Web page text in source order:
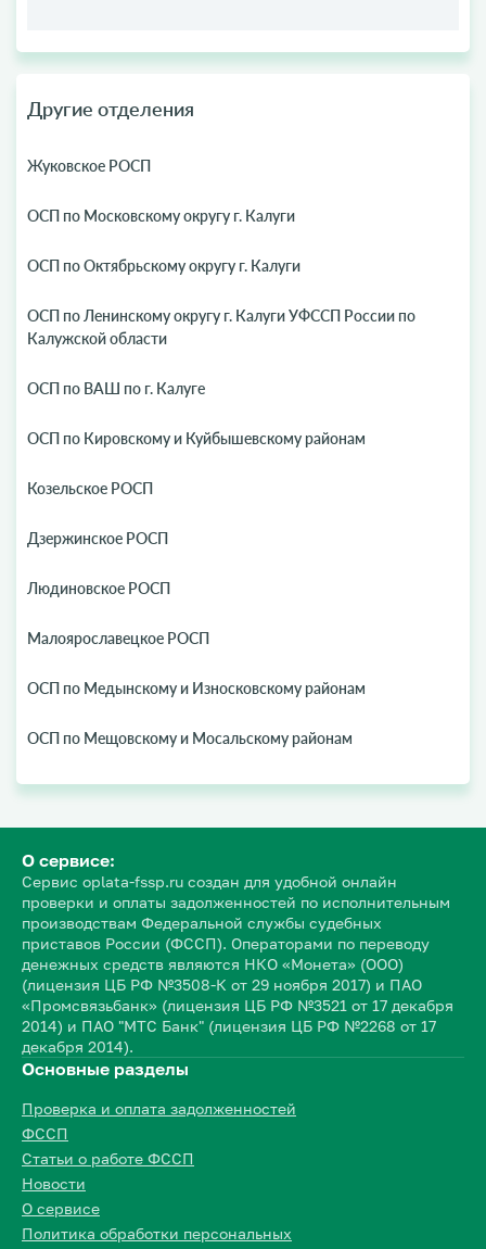
Другие отделения
Жуковское РОСП
ОСП по Московскому округу г. Калуги
ОСП по Октябрьскому округу г. Калуги
ОСП по Ленинскому округу г. Калуги УФССП России по
Калужской области
ОСП по ВАШ по г. Калуге
ОСП по Кировскому и Куйбышевскому районам
Козельское РОСП
Дзержинское РОСП
Людиновское РОСП
Малоярославецкое РОСП
ОСП по Медынскому и Износковскому районам
ОСП по Мещовскому и Мосальскому районам
О сервисе:
Сервис oplata-fssp.ru создан для удобной онлайн
проверки и оплаты задолженностей по исполнительным
производствам Федеральной службы судебных
приставов России (ФССП). Операторами по переводу
денежных средств являются НКО «Монета» (ООО)
(лицензия ЦБ РФ №3508-К от 29 ноября 2017) и ПАО
«Промсвязьбанк» (лицензия ЦБ РФ №3521 от 17 декабря
2014) и ПАО "МТС Банк" (лицензия ЦБ РФ №2268 от 17
декабря 2014).
Основные разделы
Проверка и оплата задолженностей
ФССП
Статьи о работе ФССП
Новости
О сервисе
Политика обработки персональных